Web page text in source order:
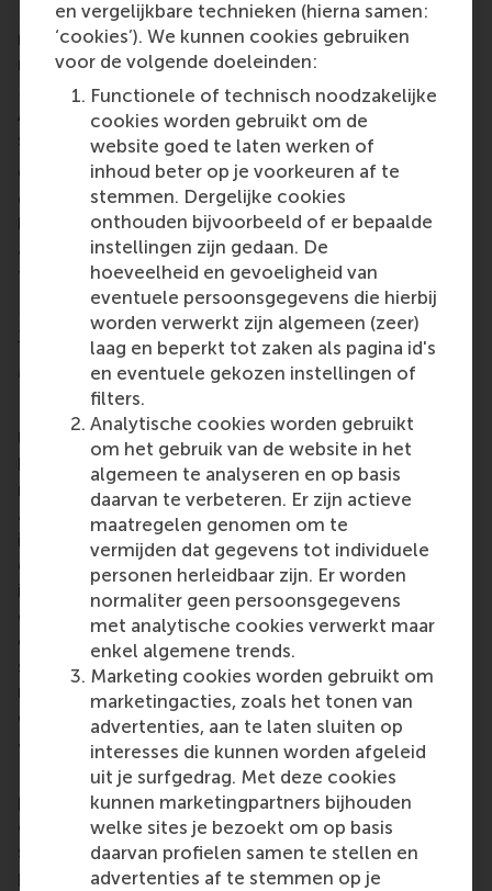
en vergelijkbare technieken (hierna samen:
‘cookies’). We kunnen cookies gebruiken
voor de volgende doeleinden:
Functionele of technisch noodzakelijke
cookies worden gebruikt om de
website goed te laten werken of
inhoud beter op je voorkeuren af te
stemmen. Dergelijke cookies
onthouden bijvoorbeeld of er bepaalde
instellingen zijn gedaan. De
hoeveelheid en gevoeligheid van
eventuele persoonsgegevens die hierbij
worden verwerkt zijn algemeen (zeer)
laag en beperkt tot zaken als pagina id's
en eventuele gekozen instellingen of
filters.
Analytische cookies worden gebruikt
om het gebruik van de website in het
algemeen te analyseren en op basis
daarvan te verbeteren. Er zijn actieve
maatregelen genomen om te
vermijden dat gegevens tot individuele
personen herleidbaar zijn. Er worden
normaliter geen persoonsgegevens
met analytische cookies verwerkt maar
enkel algemene trends.
Marketing cookies worden gebruikt om
marketingacties, zoals het tonen van
advertenties, aan te laten sluiten op
interesses die kunnen worden afgeleid
uit je surfgedrag. Met deze cookies
kunnen marketingpartners bijhouden
welke sites je bezoekt om op basis
daarvan profielen samen te stellen en
advertenties af te stemmen op je
Management programme reflects Rotterdam's vital
role as a global logistics and trade hub. These
rankings have also firmly placed RSM's Master in
Management, Marketing Management, and Business
Analytics programmes within the world's top 20 for
such programmes.
QS recognised all five RSM master programmes for
enabling graduates’ high employability and thought
leadership. The ranking also takes into account the
academic reputation of our programmes and
faculty.
More information about the QS rankings can be
found on their website here.
More information
Rotterdam School of Management, Erasmus
University (RSM)
is one of Europe’s top-ranked
business schools. RSM provides ground-breaking
research and education furthering excellence in all
aspects of management and is based in the
international port city of Rotterdam – a vital nexus
of business, logistics and trade. RSM’s primary focus
is on developing business leaders with international
careers who can become a force for positive
change by carrying their innovative mindset into a
sustainable future. Our first-class range of bachelor,
master, MBA, PhD and executive programmes
encourage them to become critical, creative, caring
and collaborative thinkers and doers.
www.rsm.nl
For more information about RSM or this release,
please contact Pavlina Novakova, RSM corporate
communications and PR manager, or Danielle Baan,
science communications lead and PR, by email at
press@rsm.nl.